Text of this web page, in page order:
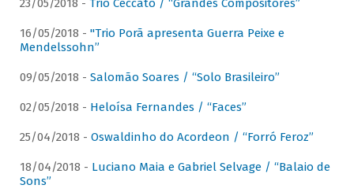
23/05/2018 - Trio Ceccato / “Grandes Compositores”
16/05/2018 - "Trio Porã apresenta Guerra Peixe e
Mendelssohn”
09/05/2018 - Salomão Soares / “Solo Brasileiro”
02/05/2018 - Heloísa Fernandes / “Faces”
25/04/2018 - Oswaldinho do Acordeon / “Forró Feroz”
18/04/2018 - Luciano Maia e Gabriel Selvage / “Balaio de
Sons”